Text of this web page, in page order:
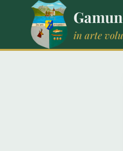
springen
in arte